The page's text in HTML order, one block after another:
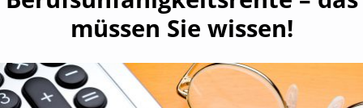
müssen Sie wissen!